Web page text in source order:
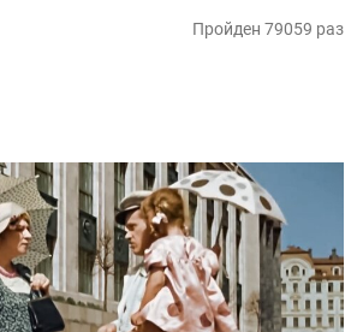
Пройден 79059 раз